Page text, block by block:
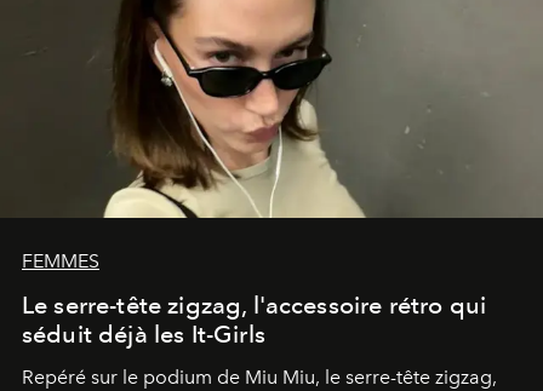
FEMMES
Le serre-tête zigzag, l'accessoire rétro qui
séduit déjà les It-Girls
Repéré sur le podium de Miu Miu, le serre-tête zigzag,